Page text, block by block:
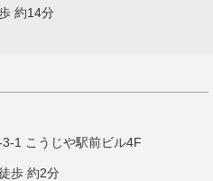
約14分
1 こうじや駅前ビル4F
歩 約2分